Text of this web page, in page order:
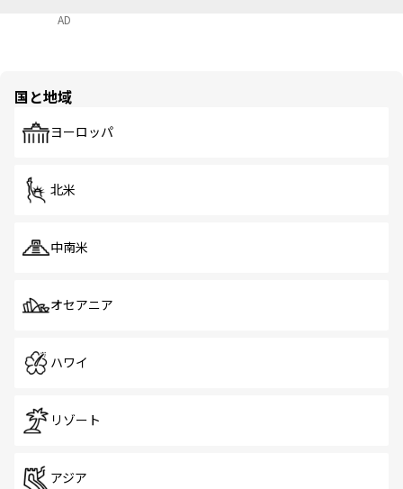
AD
国と地域
ヨーロッパ
北米
中南米
オセアニア
ハワイ
リゾート
アジア